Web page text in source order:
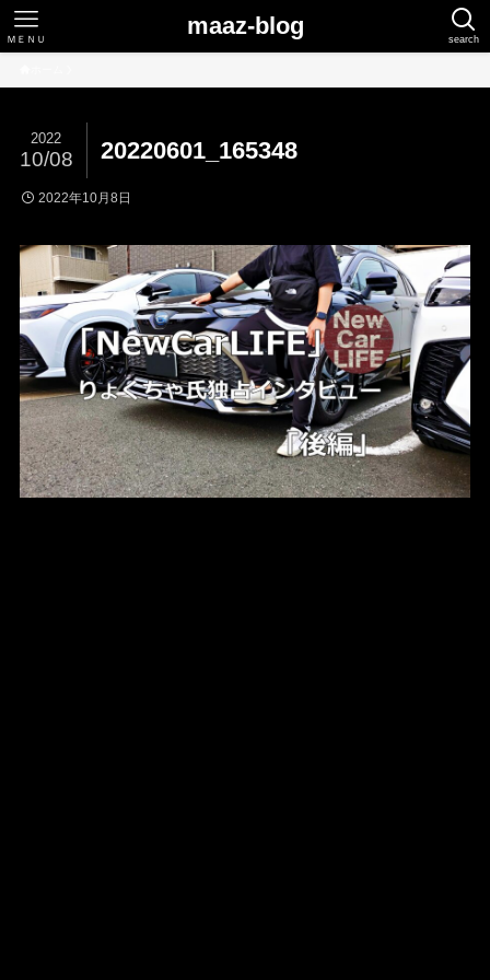
maaz-blog search
ＭＥＮＵ
20220601_165348
2022
10/08
2022年10月8日